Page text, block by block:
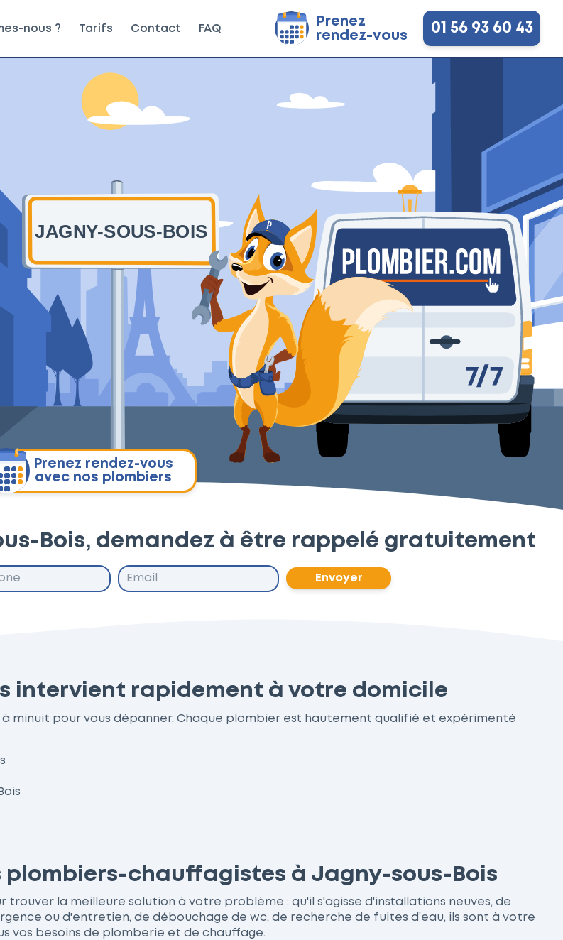
nous ? Tarifs Contact FAQ
Prenez
rendez-vous
01 56 93 60 43
Prenez rendez-vous
avec nos plombiers
JAGNY-SOUS-BOIS
Bois, demandez à être rappelé gratuitement
Envoyer
intervient rapidement à votre domicile
minuit pour vous dépanner. Chaque plombier est hautement qualifié et expérimenté
plombiers-chauffagistes à Jagny-sous-Bois
trouver la meilleure solution à votre problème : qu'il s'agisse d'installations neuves, de
ou d'entretien, de débouchage de wc, de recherche de fuites d’eau, ils sont à votre
vos besoins de plomberie et de chauffage.